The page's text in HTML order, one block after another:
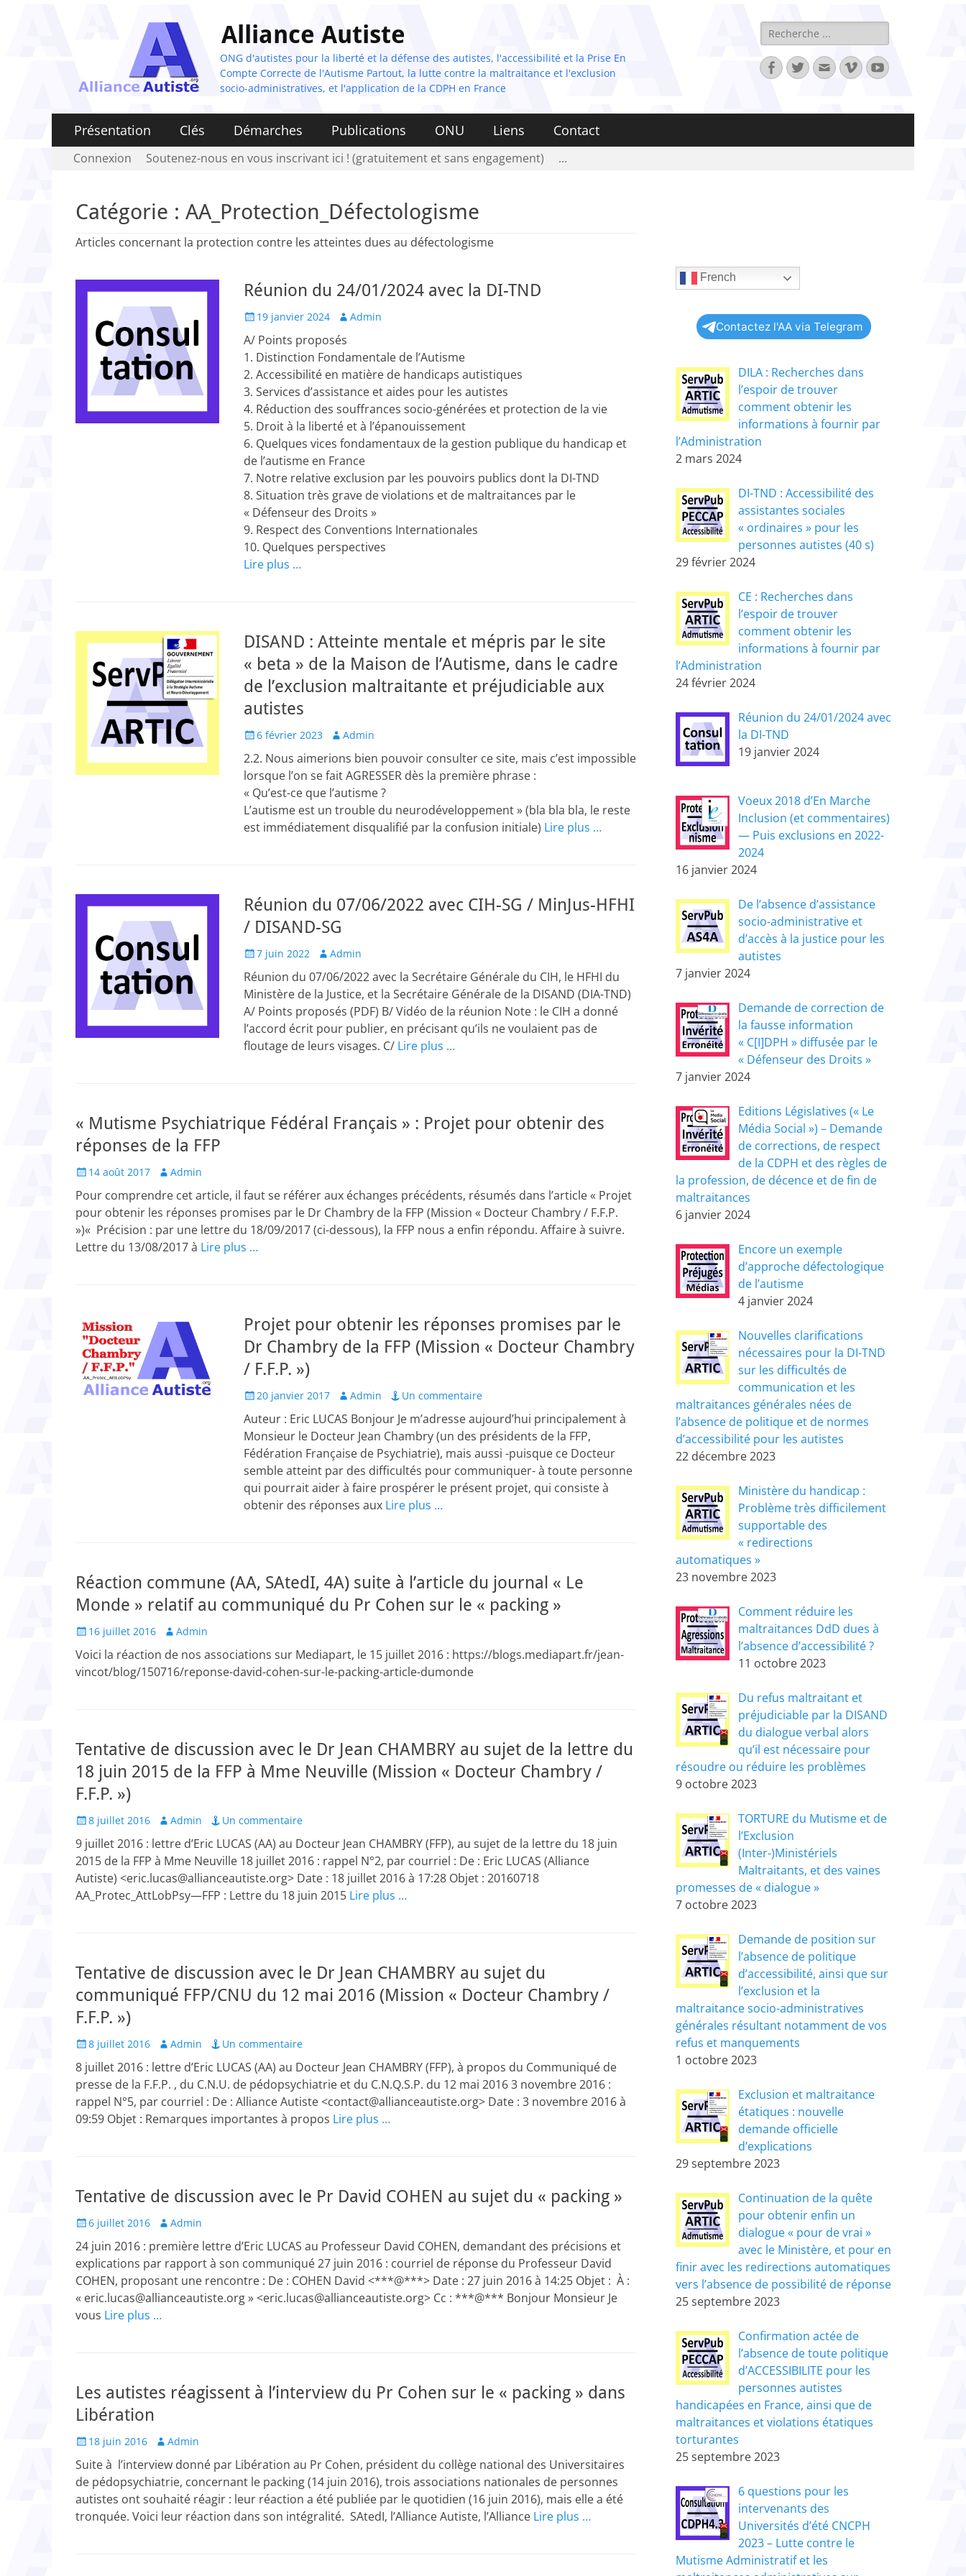
Alliance Autiste
ONG d'autistes pour la liberté et la défense des autistes, l'accessibilité et la Prise En
Compte Correcte de l'Autisme Partout, la lutte contre la maltraitance et l'exclusion
socio-administratives, et l'application de la CDPH en France
Rechercher :
Facebook
TwitterAdresse
de
VimeoYouTube
Menu
principal
Aller
contenu
Présentation Clés Démarches Publications ONU Liens Contact
Menu
Aller
Connexion Soutenez-nous en vous inscrivant ici ! (gratuitement et sans engagement) …
Catégorie : AA_Protection_Défectologisme
Articles concernant la protection contre les atteintes dues au défectologisme
Réunion du 24/01/2024 avec la DI-TND
Posted
19 janvier 2024 Author
Admin
A/ Points proposés
1. Distinction Fondamentale de l’Autisme
2. Accessibilité en matière de handicaps autistiques
3. Services d’assistance et aides pour les autistes
4. Réduction des souffrances socio-générées et protection de la vie
5. Droit à la liberté et à l’épanouissement
6. Quelques vices fondamentaux de la gestion publique du handicap et
de l’autisme en France
7. Notre relative exclusion par les pouvoirs publics dont la DI-TND
8. Situation très grave de violations et de maltraitances par le
« Défenseur des Droits »
9. Respect des Conventions Internationales
10. Quelques perspectives
Lire plus …
DISAND : Atteinte mentale et mépris par le site
« beta » de la Maison de l’Autisme, dans le cadre
de l’exclusion maltraitante et préjudiciable aux
autistes
Posted
6 février 2023 Author
Admin
2.2. Nous aimerions bien pouvoir consulter ce site, mais c’est impossible
lorsque l’on se fait AGRESSER dès la première phrase :
« Qu’est-ce que l’autisme ?
L’autisme est un trouble du neurodéveloppement » (bla bla bla, le reste
est immédiatement disqualifié par la confusion initiale) Lire plus …
Réunion du 07/06/2022 avec CIH-SG / MinJus-HFHI
/ DISAND-SG
Posted
7 juin 2022 Author
Admin
Réunion du 07/06/2022 avec la Secrétaire Générale du CIH, le HFHI du
Ministère de la Justice, et la Secrétaire Générale de la DISAND (DIA-TND)
A/ Points proposés (PDF) B/ Vidéo de la réunion Note : le CIH a donné
l’accord écrit pour publier, en précisant qu’ils ne voulaient pas de
floutage de leurs visages. C/ Lire plus …
« Mutisme Psychiatrique Fédéral Français » : Projet pour obtenir des
réponses de la FFP
Posted
14 août 2017 Author
Admin
Pour comprendre cet article, il faut se référer aux échanges précédents, résumés dans l’article « Projet
pour obtenir les réponses promises par le Dr Chambry de la FFP (Mission « Docteur Chambry / F.F.P.
»)« Précision : par une lettre du 18/09/2017 (ci-dessous), la FFP nous a enfin répondu. Affaire à suivre.
Lettre du 13/08/2017 à Lire plus …
Projet pour obtenir les réponses promises par le
Dr Chambry de la FFP (Mission « Docteur Chambry
/ F.F.P. »)
Posted
20 janvier 2017 Author
Admin Un commentaire
Auteur : Eric LUCAS Bonjour Je m’adresse aujourd’hui principalement à
Monsieur le Docteur Jean Chambry (un des présidents de la FFP,
Fédération Française de Psychiatrie), mais aussi -puisque ce Docteur
semble atteint par des difficultés pour communiquer- à toute personne
qui pourrait aider à faire prospérer le présent projet, qui consiste à
obtenir des réponses aux Lire plus …
Réaction commune (AA, SAtedI, 4A) suite à l’article du journal « Le
Monde » relatif au communiqué du Pr Cohen sur le « packing »
Posted
16 juillet 2016 Author
Admin
Voici la réaction de nos associations sur Mediapart, le 15 juillet 2016 : https://blogs.mediapart.fr/jean-
vincot/blog/150716/reponse-david-cohen-sur-le-packing-article-dumonde
Tentative de discussion avec le Dr Jean CHAMBRY au sujet de la lettre du
18 juin 2015 de la FFP à Mme Neuville (Mission « Docteur Chambry /
F.F.P. »)
Posted
8 juillet 2016 Author
Admin Un commentaire
9 juillet 2016 : lettre d’Eric LUCAS (AA) au Docteur Jean CHAMBRY (FFP), au sujet de la lettre du 18 juin
2015 de la FFP à Mme Neuville 18 juillet 2016 : rappel N°2, par courriel : De : Eric LUCAS (Alliance
Autiste) <eric.lucas@allianceautiste.org> Date : 18 juillet 2016 à 17:28 Objet : 20160718
AA_Protec_AttLobPsy—FFP : Lettre du 18 juin 2015 Lire plus …
Tentative de discussion avec le Dr Jean CHAMBRY au sujet du
communiqué FFP/CNU du 12 mai 2016 (Mission « Docteur Chambry /
F.F.P. »)
Posted
8 juillet 2016 Author
Admin Un commentaire
8 juillet 2016 : lettre d’Eric LUCAS (AA) au Docteur Jean CHAMBRY (FFP), à propos du Communiqué de
presse de la F.F.P. , du C.N.U. de pédo­psychiatrie et du C.N.Q.S.P. du 12 mai 2016 3 novembre 2016 :
rappel N°5, par courriel : De : Alliance Autiste <contact@allianceautiste.org> Date : 3 novembre 2016 à
09:59 Objet : Remarques importantes à propos Lire plus …
Tentative de discussion avec le Pr David COHEN au sujet du « packing »
Posted
6 juillet 2016 Author
Admin
24 juin 2016 : première lettre d’Eric LUCAS au Professeur David COHEN, demandant des précisions et
explications par rapport à son communiqué 27 juin 2016 : courriel de réponse du Professeur David
COHEN, proposant une rencontre : De : COHEN David <***@***> Date : 27 juin 2016 à 14:25 Objet : À :
« eric.lucas@allianceautiste.org » <eric.lucas@allianceautiste.org> Cc : ***@*** Bonjour Monsieur Je
vous Lire plus …
Les autistes réagissent à l’interview du Pr Cohen sur le « packing » dans
Libération
Posted
18 juin 2016 Author
Admin
Suite à l’interview donné par Libération au Pr Cohen, président du collège national des Universitaires
de pédopsychiatrie, concernant le packing (14 juin 2016), trois associations nationales de personnes
autistes ont souhaité réagir : leur réaction a été publiée par le quotidien (16 juin 2016), mais elle a été
tronquée. Voici leur réaction dans son intégralité. SAtedI, l’Alliance Autiste, l’Alliance Lire plus …
French
Contactez l'AA via Telegram
DILA : Recherches dans
l’espoir de trouver
comment obtenir les
informations à fournir par
l’Administration
2 mars 2024
DI-TND : Accessibilité des
assistantes sociales
« ordinaires » pour les
personnes autistes (40 s)
29 février 2024
CE : Recherches dans
l’espoir de trouver
comment obtenir les
informations à fournir par
l’Administration
24 février 2024
Réunion du 24/01/2024 avec
la DI-TND
19 janvier 2024
Voeux 2018 d’En Marche
Inclusion (et commentaires)
— Puis exclusions en 2022-
2024
16 janvier 2024
De l’absence d’assistance
socio-administrative et
d’accès à la justice pour les
autistes
7 janvier 2024
Demande de correction de
la fausse information
« C[I]DPH » diffusée par le
« Défenseur des Droits »
7 janvier 2024
Editions Législatives (« Le
Média Social ») – Demande
de corrections, de respect
de la CDPH et des règles de
la profession, de décence et de fin de
maltraitances
6 janvier 2024
Encore un exemple
d’approche défectologique
de l’autisme
4 janvier 2024
Nouvelles clarifications
nécessaires pour la DI-TND
sur les difficultés de
communication et les
maltraitances générales nées de
l’absence de politique et de normes
d’accessibilité pour les autistes
22 décembre 2023
Ministère du handicap :
Problème très difficilement
supportable des
« redirections
automatiques »
23 novembre 2023
Comment réduire les
maltraitances DdD dues à
l’absence d’accessibilité ?
11 octobre 2023
Du refus maltraitant et
préjudiciable par la DISAND
du dialogue verbal alors
qu’il est nécessaire pour
résoudre ou réduire les problèmes
9 octobre 2023
TORTURE du Mutisme et de
l’Exclusion
(Inter-)Ministériels
Maltraitants, et des vaines
promesses de « dialogue »
7 octobre 2023
Demande de position sur
l’absence de politique
d’accessibilité, ainsi que sur
l’exclusion et la
maltraitance socio-administratives
générales résultant notamment de vos
refus et manquements
1 octobre 2023
Exclusion et maltraitance
étatiques : nouvelle
demande officielle
d’explications
29 septembre 2023
Continuation de la quête
pour obtenir enfin un
dialogue « pour de vrai »
avec le Ministère, et pour en
finir avec les redirections automatiques
vers l’absence de possibilité de réponse
25 septembre 2023
Confirmation actée de
l’absence de toute politique
d’ACCESSIBILITE pour les
personnes autistes
handicapées en France, ainsi que de
maltraitances et violations étatiques
torturantes
25 septembre 2023
6 questions pour les
intervenants des
Universités d’été CNCPH
2023 – Lutte contre le
Mutisme Administratif et les